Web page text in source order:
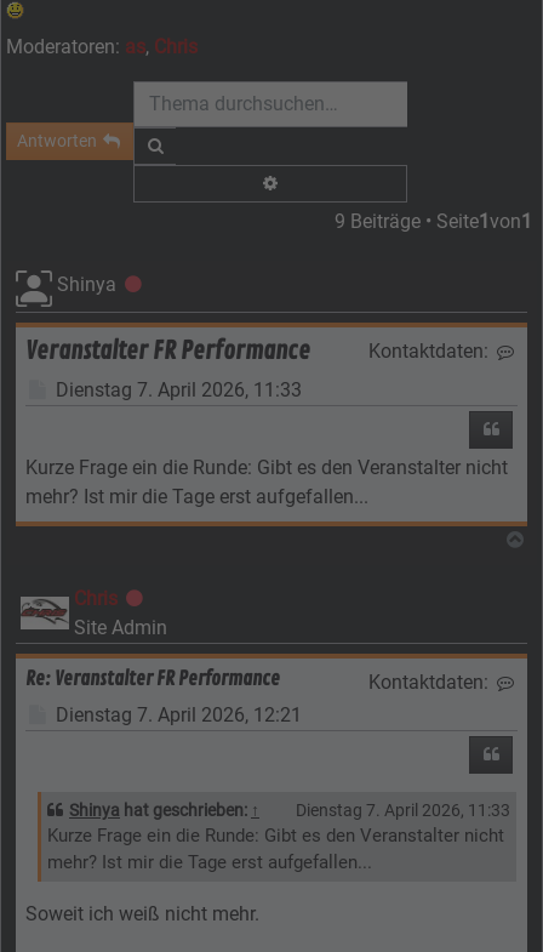
Moderatoren: as, Chris
Antworten
9 Beiträge • Seite1von1
Shinya Offline
Veranstalter FR Performance Kontaktdaten:
Beitrag
Dienstag 7. April 2026, 11:33
Kurze Frage ein die Runde: Gibt es den Veranstalter nicht
mehr? Ist mir die Tage erst aufgefallen...
Chris Offline
Site Admin
Re: Veranstalter FR Performance Kontaktdaten:
Beitrag
Dienstag 7. April 2026, 12:21
Shinya hat geschrieben: ↑ Dienstag 7. April 2026, 11:33
Kurze Frage ein die Runde: Gibt es den Veranstalter nicht
mehr? Ist mir die Tage erst aufgefallen...
Soweit ich weiß nicht mehr.